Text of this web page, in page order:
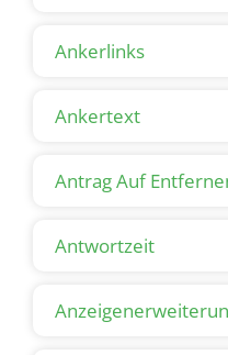
Ankerlinks
Ankertext
Antrag Auf
Antwortzeit